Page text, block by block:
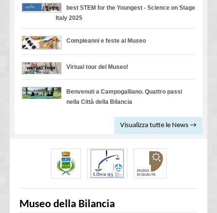
best STEM for the Youngest - Science on Stage
Italy 2025
Compleanni e feste al Museo
Virtual tour del Museo!
Benvenuti a Campogalliano. Quattro passi
nella Città della Bilancia
Visualizza tutte le News →
Museo della Bilancia